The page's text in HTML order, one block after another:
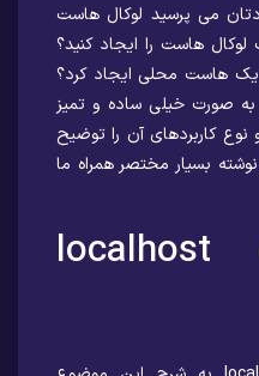
می پرسید لوکال هاست
هاست را ایجاد کنید؟
یک هاست محلی ایجاد کرد؟
به صورت خیلی ساده و تمیز
کاربردهای آن را توضیح
بسیار مختصر همراه ما
لوکال هاست localhost